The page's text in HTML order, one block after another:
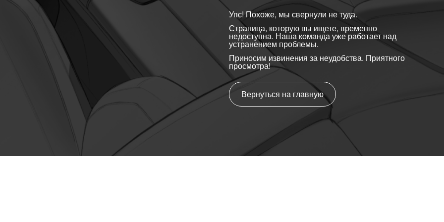
Упс! Похоже, мы свернули не туда.
Страница, которую вы ищете, временно
недоступна. Наша команда уже работает над
устранением проблемы.
Приносим извинения за неудобства. Приятного
просмотра!
Вернуться на главную